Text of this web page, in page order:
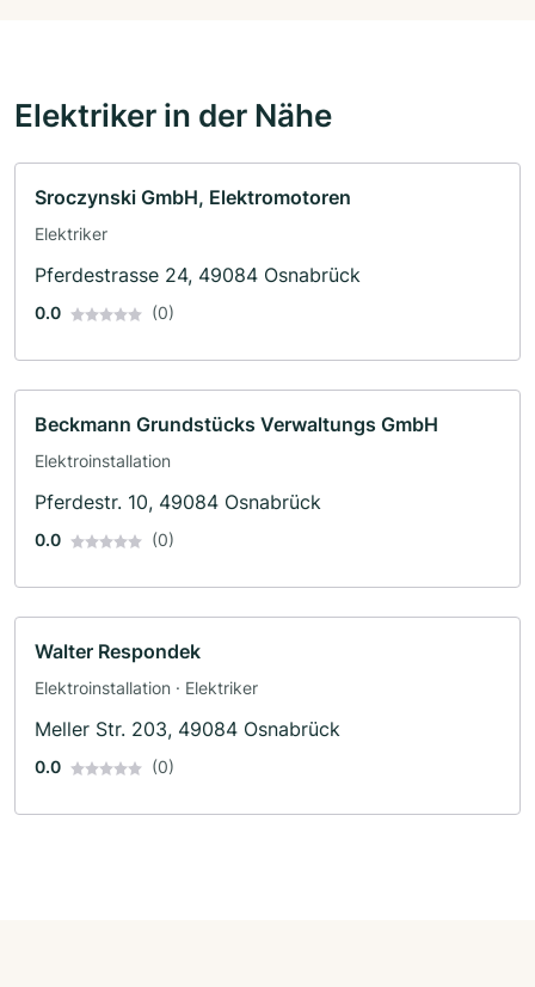
Elektriker in der Nähe
Sroczynski GmbH, Elektromotoren
Elektriker
Pferdestrasse 24, 49084 Osnabrück
0.0 (0)
Beckmann Grundstücks Verwaltungs GmbH
Elektroinstallation
Pferdestr. 10, 49084 Osnabrück
0.0 (0)
Walter Respondek
Elektroinstallation · Elektriker
Meller Str. 203, 49084 Osnabrück
0.0 (0)